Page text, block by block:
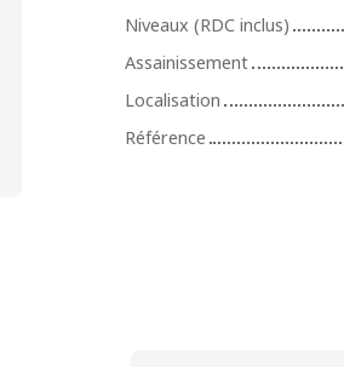
Niveaux (RDC inclus)
Assainissement
Localisation
Référence